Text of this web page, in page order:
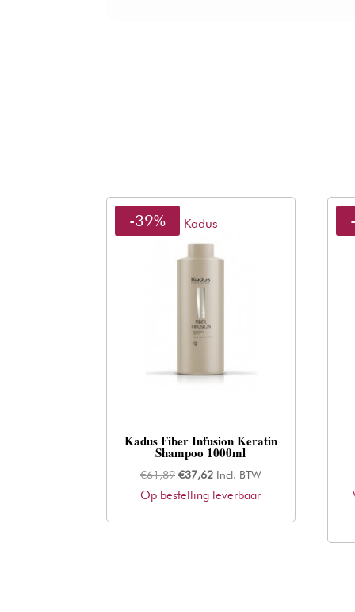
Kadus
-39%
Kadus Fiber Infusion Keratin
Shampoo 1000ml
€61,89 Oorspronkelijke
prijs
€37,62Huidige
prijs
Incl. BTW
Op bestelling leverbaar